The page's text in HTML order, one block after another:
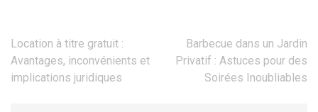
Navigation
de
Location à titre gratuit :
Avantages, inconvénients et
implications juridiques
Barbecue dans un Jardin
Privatif : Astuces pour des
Soirées Inoubliables